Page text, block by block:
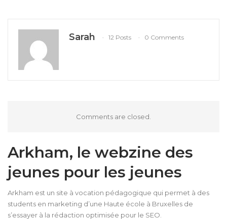
Sarah 12 Posts 0 Comments
Comments are closed.
Arkham, le webzine des
jeunes pour les jeunes
Arkham est un site à vocation pédagogique qui permet à des
students en marketing d’une Haute école à Bruxelles de
s’essayer à la rédaction optimisée pour le SEO.